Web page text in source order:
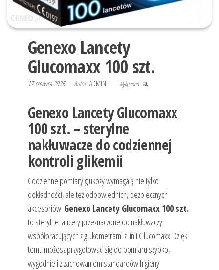
Genexo Lancety
Glucomaxx 100 szt.
17 czerwca 2026 Autor ADMIN Wyłączono
Genexo Lancety Glucomaxx
100 szt. – sterylne
nakłuwacze do codziennej
kontroli glikemii
Codzienne pomiary glukozy wymagają nie tylko
dokładności, ale też odpowiednich, bezpiecznych
akcesoriów. Genexo Lancety Glucomaxx 100 szt.
to sterylne lancety przeznaczone do nakłuwaczy
współpracujących z glukometrami z linii Glucomaxx. Dzięki
temu możesz przygotować się do pomiaru szybko,
wygodnie i z zachowaniem standardów higieny.